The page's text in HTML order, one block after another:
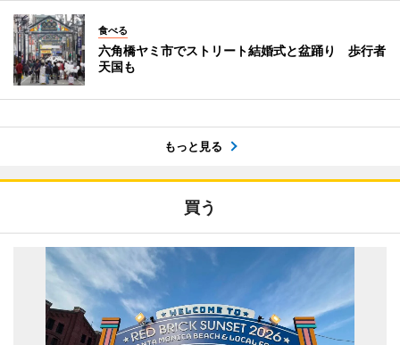
食べる
六角橋ヤミ市でストリート結婚式と盆踊り 歩行者
天国も
もっと見る
買う